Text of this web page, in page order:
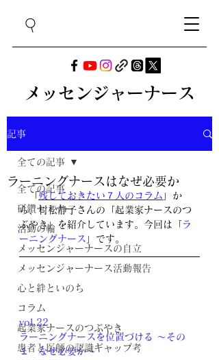
メッセンジャーナース
記事
全ての記事
研鑽セミナー
活動の輪
メッセンジャーナースの自立
メッセンジャーナース活動報告
心と絆といのち
コラム
起業家ナースのつぶやき
患者と医師の認識ギャップ考
全ての記事
ラーニングナースはなぜ必要か
「 残しておきたい７人のコラム 」か
ら、村松静子さんの「起業家ナースのつ
ぶやき」を紹介しています。今回は「
ラ
ーニングナース 」です。
vol.22
ラーニングナースを位置づける ～その
１　なぜ必要か～